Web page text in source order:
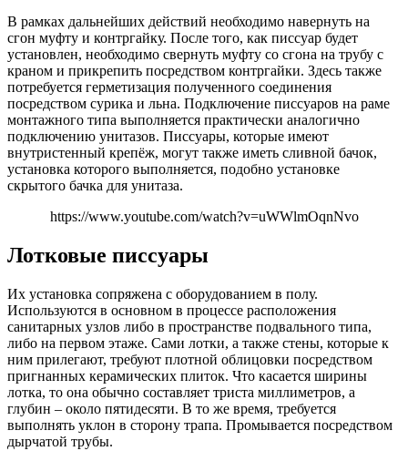
В рамках дальнейших действий необходимо навернуть на
сгон муфту и контргайку. После того, как писсуар будет
установлен, необходимо свернуть муфту со сгона на трубу с
краном и прикрепить посредством контргайки. Здесь также
потребуется герметизация полученного соединения
посредством сурика и льна. Подключение писсуаров на раме
монтажного типа выполняется практически аналогично
подключению унитазов. Писсуары, которые имеют
внутристенный крепёж, могут также иметь сливной бачок,
установка которого выполняется, подобно установке
скрытого бачка для унитаза.
https://www.youtube.com/watch?v=uWWlmOqnNvo
Лотковые писсуары
Их установка сопряжена с оборудованием в полу.
Используются в основном в процессе расположения
санитарных узлов либо в пространстве подвального типа,
либо на первом этаже. Сами лотки, а также стены, которые к
ним прилегают, требуют плотной облицовки посредством
пригнанных керамических плиток. Что касается ширины
лотка, то она обычно составляет триста миллиметров, а
глубин – около пятидесяти. В то же время, требуется
выполнять уклон в сторону трапа. Промывается посредством
дырчатой трубы.